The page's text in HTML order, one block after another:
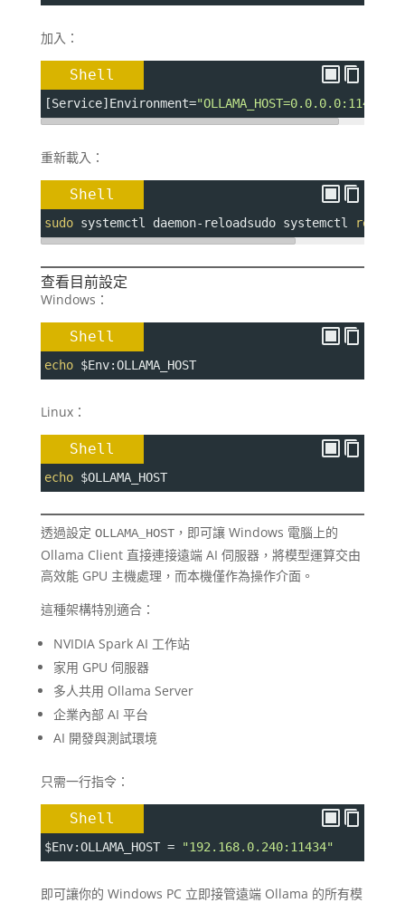
加入：
Shell
[Service]Environment="OLLAMA_HOST=0.0.0.0:11434"
重新載入：
Shell
sudo systemctl daemon-reloadsudo systemctl restart
查看目前設定
Windows：
Shell
echo $Env:OLLAMA_HOST
Linux：
Shell
echo $OLLAMA_HOST
透過設定 OLLAMA_HOST，即可讓 Windows 電腦上的
Ollama Client 直接連接遠端 AI 伺服器，將模型運算交由
高效能 GPU 主機處理，而本機僅作為操作介面。
這種架構特別適合：
NVIDIA Spark AI 工作站
家用 GPU 伺服器
多人共用 Ollama Server
企業內部 AI 平台
AI 開發與測試環境
只需一行指令：
Shell
$Env:OLLAMA_HOST = "192.168.0.240:11434"
即可讓你的 Windows PC 立即接管遠端 Ollama 的所有模